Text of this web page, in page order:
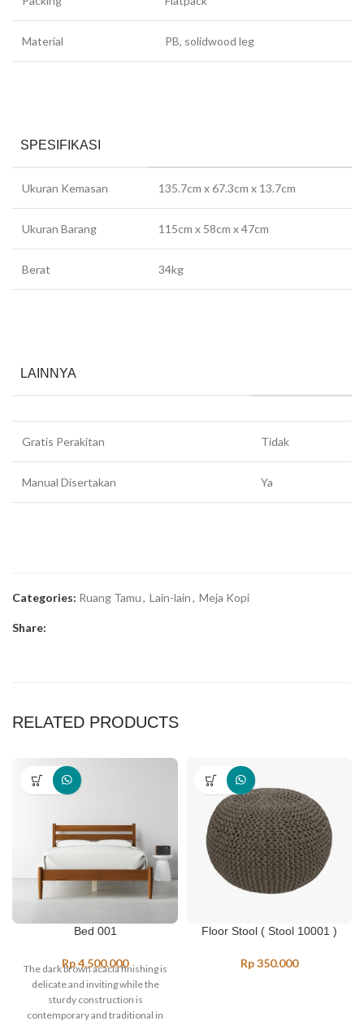
Material PB, solidwood leg
SPESIFIKASI
Ukuran Kemasan 135.7cm x 67.3cm x 13.7cm
Ukuran Barang 115cm x 58cm x 47cm
Berat 34kg
LAINNYA
Gratis Perakitan Tidak
Manual Disertakan Ya
Categories: Ruang Tamu, Lain-lain, Meja Kopi
Share:
RELATED PRODUCTS
Bed 001
Rp4.500.000
The dark brown acacia finishing is
delicate and inviting while the
sturdy construction is
contemporary and traditional in
Floor Stool ( Stool 10001 )
Rp350.000